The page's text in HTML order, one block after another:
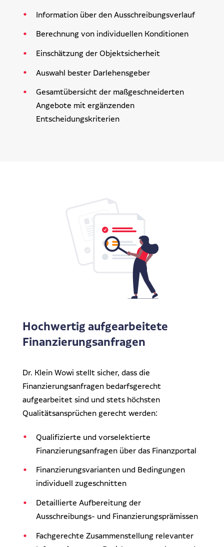
Information über den Ausschreibungsverlauf
Berechnung von individuellen Konditionen
Einschätzung der Objektsicherheit
Auswahl bester Darlehensgeber
Gesamtübersicht der maßgeschneiderten
Angebote mit ergänzenden
Entscheidungskriterien
Hochwertig aufgearbeitete
Finanzierungsanfragen
Dr. Klein Wowi stellt sicher, dass die
Finanzierungsanfragen bedarfsgerecht
aufgearbeitet sind und stets höchsten
Qualitätsansprüchen gerecht werden:
Qualifizierte und vorselektierte
Finanzierungsanfragen über das Finanzportal
Finanzierungsvarianten und Bedingungen
individuell zugeschnitten
Detaillierte Aufbereitung der
Ausschreibungs- und Finanzierungsprämissen
Fachgerechte Zusammenstellung relevanter